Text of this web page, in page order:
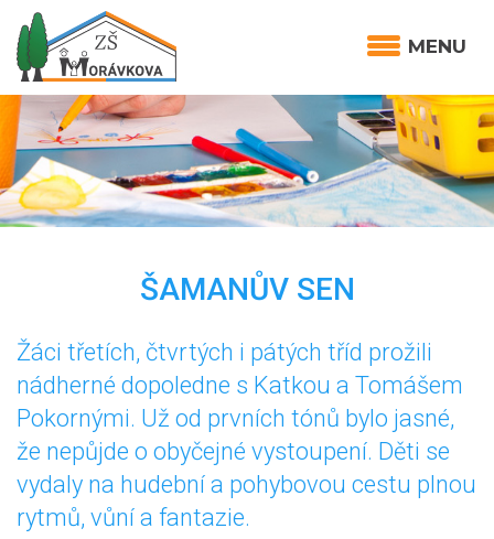
MENU
ŠAMANŮV SEN
Žáci třetích, čtvrtých i pátých tříd prožili
nádherné dopoledne s Katkou a Tomášem
Pokornými. Už od prvních tónů bylo jasné,
že nepůjde o obyčejné vystoupení. Děti se
vydaly na hudební a pohybovou cestu plnou
rytmů, vůní a fantazie.